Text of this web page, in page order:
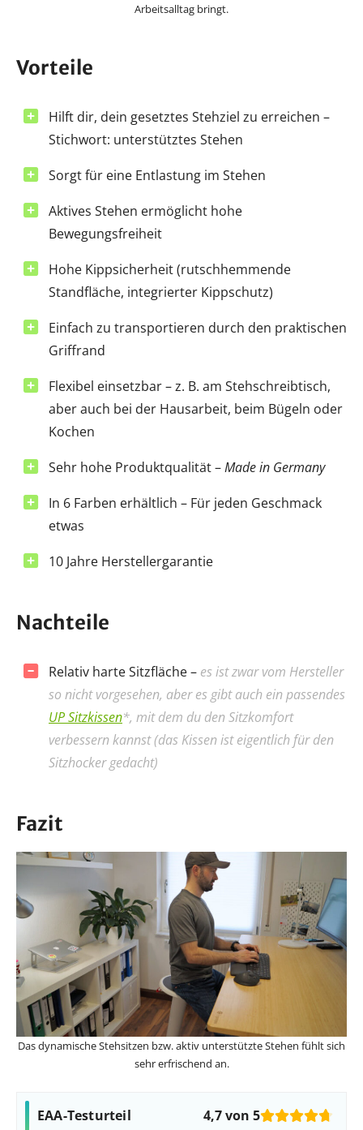
Arbeitsalltag bringt.
Vorteile
Hilft dir, dein gesetztes Stehziel zu erreichen –
Stichwort: unterstütztes Stehen
Sorgt für eine Entlastung im Stehen
Aktives Stehen ermöglicht hohe
Bewegungsfreiheit
Hohe Kippsicherheit (rutschhemmende
Standfläche, integrierter Kippschutz)
Einfach zu transportieren durch den praktischen
Griffrand
Flexibel einsetzbar – z. B. am Stehschreibtisch,
aber auch bei der Hausarbeit, beim Bügeln oder
Kochen
Sehr hohe Produktqualität –Made in Germany
In 6 Farben erhältlich – Für jeden Geschmack
etwas
10 Jahre Herstellergarantie
Nachteile
Relativ harte Sitzfläche – es ist zwar vom Hersteller
so nicht vorgesehen, aber es gibt auch ein passendes
UP Sitzkissen*, mit dem du den Sitzkomfort
verbessern kannst (das Kissen ist eigentlich für den
Sitzhocker gedacht)
Fazit
Das dynamische Stehsitzen bzw. aktiv unterstützte Stehen fühlt sich
sehr erfrischend an.
EAA-Testurteil 4,7 von 5